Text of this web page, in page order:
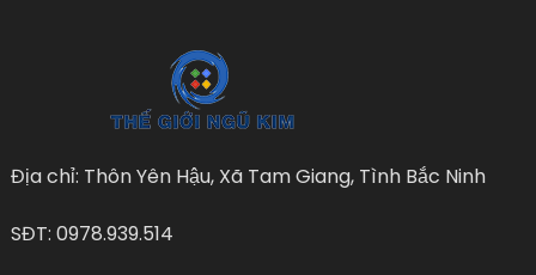
Địa chỉ: Thôn Yên Hậu, Xã Tam Giang, Tình Bắc Ninh
SĐT: 0978.939.514